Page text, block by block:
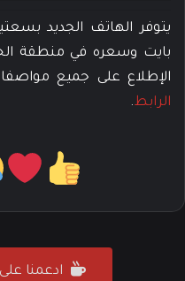
الإطلاع على جميع
الرابط.
ادعمنا على Buy Me a Coffee